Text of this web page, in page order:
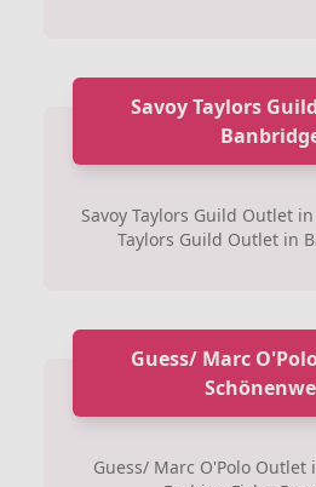
Savoy Taylors
Savoy Taylors Guild Outlet
Taylors Guild Outlet in
Guess/ Marc
Guess/ Marc O'Polo Outlet